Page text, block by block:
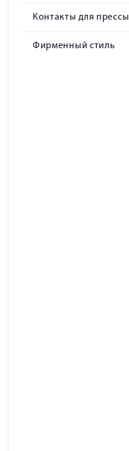
Контакты для прессы
Фирменный стиль